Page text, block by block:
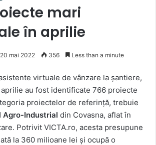
mari
în aprilie
20 mai 2022 356 Less than a minute
virtuale de vânzare la șantiere,
aprilie au fost identificate 766 proiecte
proiectelor de referință, trebuie
Agro-Industrial din Covasna, aflat în
Potrivit VICTA.ro, acesta presupune
la 360 milioane lei și ocupă o